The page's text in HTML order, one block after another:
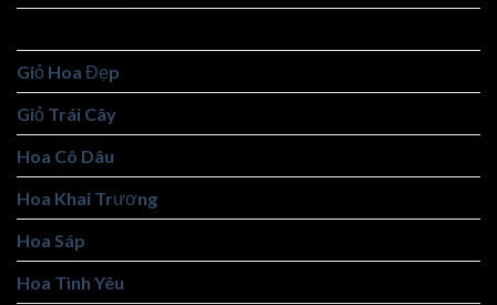
Giỏ Hoa Đẹp
Giỏ Trái Cây
Hoa Cô Dâu
Hoa Khai Trương
Hoa Sáp
Hoa Tình Yêu